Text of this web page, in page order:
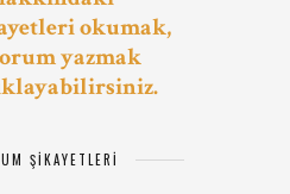
okumak,
yazmak
ŞIKAYETLERI